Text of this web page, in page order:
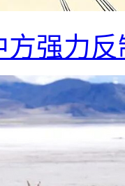
方强力